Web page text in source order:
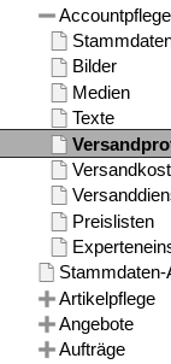
Zuweisung
entfernt.
Anwenden der
Für die
Aktualisieren
den
sparen.